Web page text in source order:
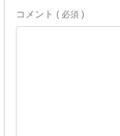
コメント ( 必須 )